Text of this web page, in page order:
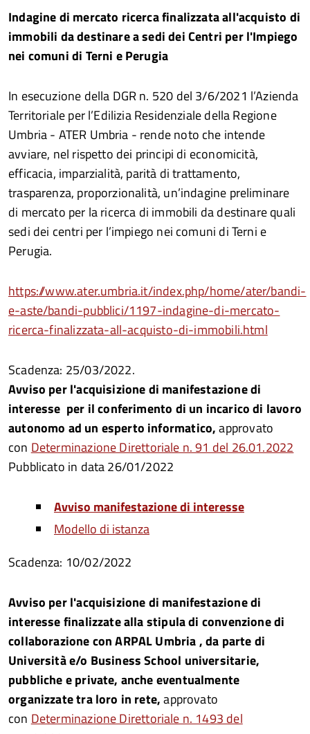
Indagine di mercato ricerca finalizzata all'acquisto di
immobili da destinare a sedi dei Centri per l'Impiego
nei comuni di Terni e Perugia
In esecuzione della DGR n. 520 del 3/6/2021 l’Azienda
Territoriale per l’Edilizia Residenziale della Regione
Umbria - ATER Umbria - rende noto che intende
avviare, nel rispetto dei principi di economicità,
efficacia, imparzialità, parità di trattamento,
trasparenza, proporzionalità, un’indagine preliminare
di mercato per la ricerca di immobili da destinare quali
sedi dei centri per l’impiego nei comuni di Terni e
Perugia.
https://www.ater.umbria.it/index.php/home/ater/bandi-
e-aste/bandi-pubblici/1197-indagine-di-mercato-
ricerca-finalizzata-all-acquisto-di-immobili.html
Scadenza: 25/03/2022.
Avviso per l'acquisizione di manifestazione di
interesse per il conferimento di un incarico di lavoro
autonomo ad un esperto informatico,approvato
con Determinazione Direttoriale n. 91 del 26.01.2022
Pubblicato in data 26/01/2022
Avviso manifestazione di interesse
Modello di istanza
Scadenza: ​10/02/2022
Avviso per l'acquisizione di manifestazione di
interesse finalizzate alla stipula di convenzione di
collaborazione con ARPAL Umbria , da parte di
Università e/o Business School universitarie,
pubbliche e private, anche eventualmente
organizzate tra loro in rete,approvato
con Determinazione Direttoriale n. 1493 del